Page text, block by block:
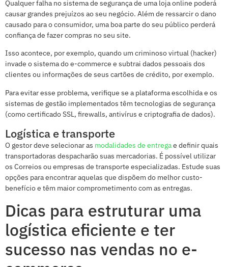
Qualquer falha no sistema de segurança de uma loja online poderá
causar grandes prejuízos ao seu negócio. Além de ressarcir o dano
causado para o consumidor, uma boa parte do seu público perderá
confiança de fazer compras no seu site.
Isso acontece, por exemplo, quando um criminoso virtual (hacker)
invade o sistema do e-commerce e subtrai dados pessoais dos
clientes ou informações de seus cartões de crédito, por exemplo.
Para evitar esse problema, verifique se a plataforma escolhida e os
sistemas de gestão implementados têm tecnologias de segurança
(como certificado SSL, firewalls, antivírus e criptografia de dados).
Logística e transporte
O gestor deve selecionar as modalidades de entregae definir quais
transportadoras despacharão suas mercadorias. É possível utilizar
os Correios ou empresas de transporte especializadas. Estude suas
opções para encontrar aquelas que dispõem do melhor custo-
benefício e têm maior comprometimento com as entregas.
Dicas para estruturar uma
logística eficiente e ter
sucesso nas vendas no e-